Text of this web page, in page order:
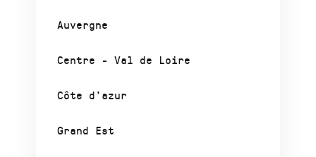
Auvergne
Centre - Val de Loire
Côte d’azur
Grand Est